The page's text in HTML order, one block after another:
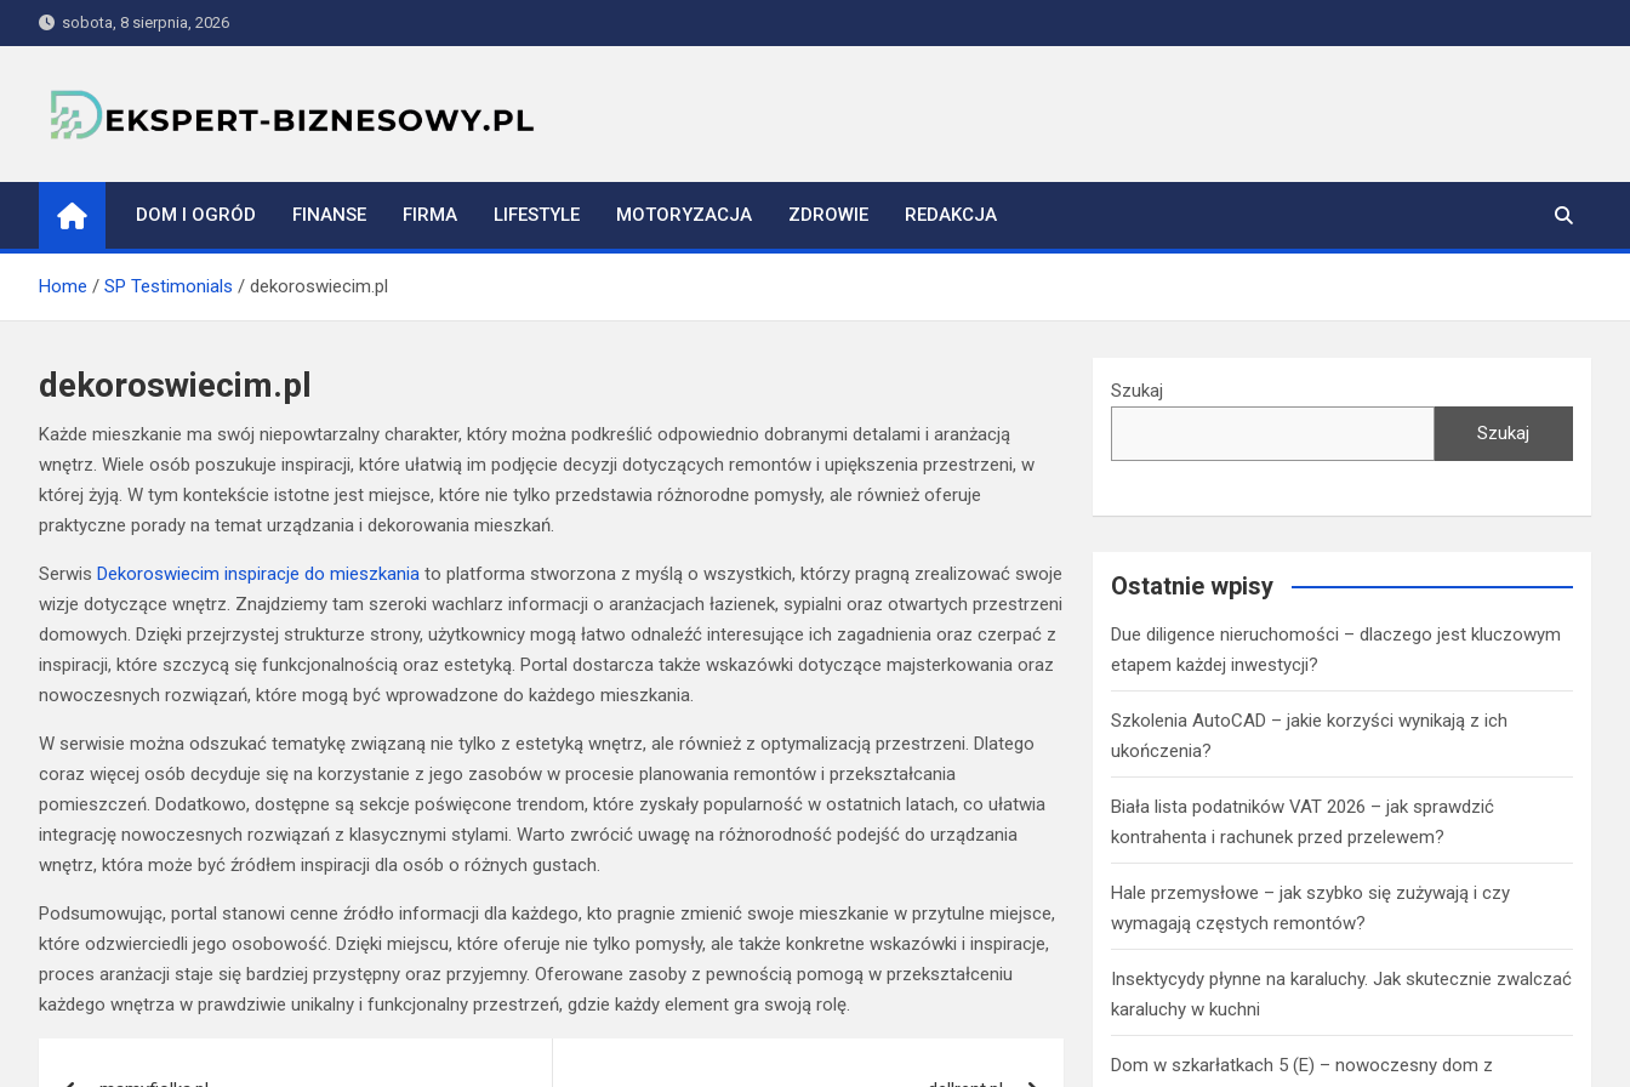
to
sobota, 8 sierpnia, 2026
ekspert-biznesowy.pl
DOM I OGRÓD FINANSE FIRMA LIFESTYLE MOTORYZACJA ZDROWIE REDAKCJA
Home SP Testimonials dekoroswiecim.pl
dekoroswiecim.pl
Każde mieszkanie ma swój niepowtarzalny charakter, który można podkreślić odpowiednio dobranymi detalami i aranżacją
wnętrz. Wiele osób poszukuje inspiracji, które ułatwią im podjęcie decyzji dotyczących remontów i upiększenia przestrzeni, w
której żyją. W tym kontekście istotne jest miejsce, które nie tylko przedstawia różnorodne pomysły, ale również oferuje
praktyczne porady na temat urządzania i dekorowania mieszkań.
Serwis Dekoroswiecim inspiracje do mieszkania to platforma stworzona z myślą o wszystkich, którzy pragną zrealizować swoje
wizje dotyczące wnętrz. Znajdziemy tam szeroki wachlarz informacji o aranżacjach łazienek, sypialni oraz otwartych przestrzeni
domowych. Dzięki przejrzystej strukturze strony, użytkownicy mogą łatwo odnaleźć interesujące ich zagadnienia oraz czerpać z
inspiracji, które szczycą się funkcjonalnością oraz estetyką. Portal dostarcza także wskazówki dotyczące majsterkowania oraz
nowoczesnych rozwiązań, które mogą być wprowadzone do każdego mieszkania.
W serwisie można odszukać tematykę związaną nie tylko z estetyką wnętrz, ale również z optymalizacją przestrzeni. Dlatego
coraz więcej osób decyduje się na korzystanie z jego zasobów w procesie planowania remontów i przekształcania
pomieszczeń. Dodatkowo, dostępne są sekcje poświęcone trendom, które zyskały popularność w ostatnich latach, co ułatwia
integrację nowoczesnych rozwiązań z klasycznymi stylami. Warto zwrócić uwagę na różnorodność podejść do urządzania
wnętrz, która może być źródłem inspiracji dla osób o różnych gustach.
Podsumowując, portal stanowi cenne źródło informacji dla każdego, kto pragnie zmienić swoje mieszkanie w przytulne miejsce,
które odzwierciedli jego osobowość. Dzięki miejscu, które oferuje nie tylko pomysły, ale także konkretne wskazówki i inspiracje,
proces aranżacji staje się bardziej przystępny oraz przyjemny. Oferowane zasoby z pewnością pomogą w przekształceniu
każdego wnętrza w prawdziwie unikalny i funkcjonalny przestrzeń, gdzie każdy element gra swoją rolę.
Szukaj
Szukaj
Ostatnie wpisy
Due diligence nieruchomości – dlaczego jest kluczowym
etapem każdej inwestycji?
Szkolenia AutoCAD – jakie korzyści wynikają z ich
ukończenia?
Biała lista podatników VAT 2026 – jak sprawdzić
kontrahenta i rachunek przed przelewem?
Hale przemysłowe – jak szybko się zużywają i czy
wymagają częstych remontów?
Insektycydy płynne na karaluchy. Jak skutecznie zwalczać
karaluchy w kuchni
Dom w szkarłatkach 5 (E) – nowoczesny dom z